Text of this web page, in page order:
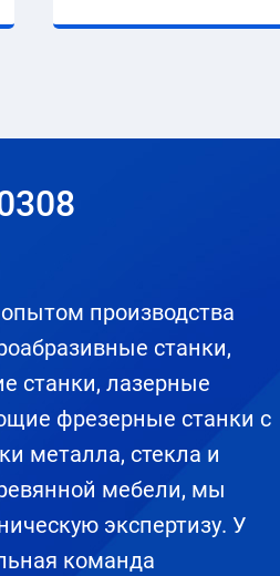
производства
станки,
станки, лазерные
фрезерные станки с
металла, стекла и
мебели, мы
экспертизу. У
команда